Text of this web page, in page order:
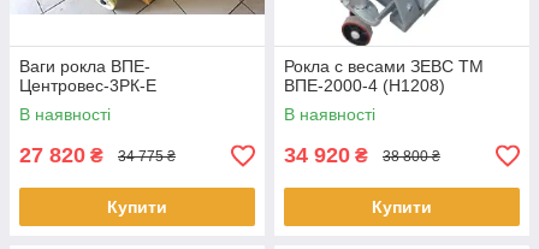
Ваги рокла ВПЕ-
Центровес-3РК-Е
В наявності
27 820 ₴ 34 775 ₴
Купити
Рокла с весами ЗЕВС ТМ
ВПЕ-2000-4 (Н1208)
В наявності
34 920 ₴ 38 800 ₴
Купити